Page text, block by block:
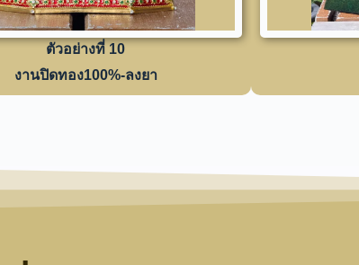
ตัวอย่างที่ 10
งานปิดทอง100%-ลงยา